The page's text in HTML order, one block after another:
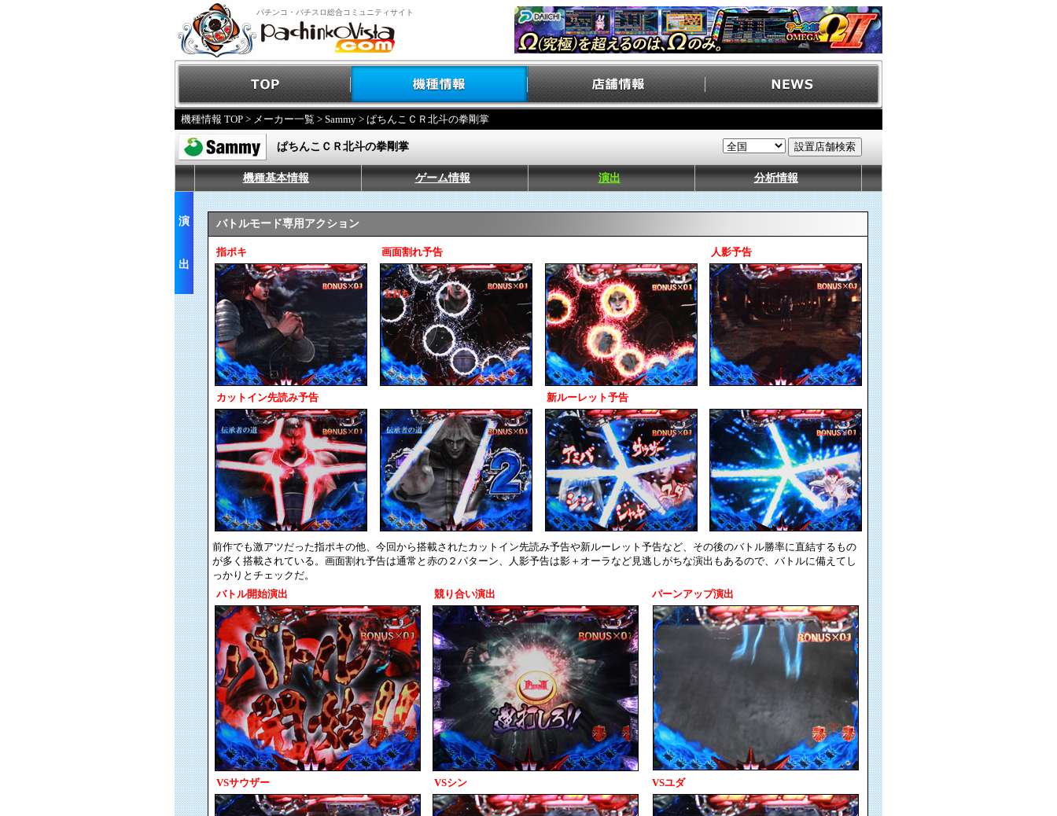
パチンコ・パチスロ総合コミュニティサイト
機種情報 TOP > メーカー一覧 > Sammy > ぱちんこＣＲ北斗の拳剛掌
ぱちんこＣＲ北斗の拳剛掌
機種基本情報 ゲーム情報 演出 分析情報
演
出
バトルモード専用アクション
指ポキ 画面割れ予告 人影予告
カットイン先読み予告 新ルーレット予告
前作でも激アツだった指ポキの他、今回から搭載されたカットイン先読み予告や新ルーレット予告など、その後のバトル勝率に直結するもの
が多く搭載されている。画面割れ予告は通常と赤の２パターン、人影予告は影＋オーラなど見逃しがちな演出もあるので、バトルに備えてし
っかりとチェックだ。
バトル開始演出
競り合い演出 パーンアップ演出
VSサウザー VSシン VSユダ